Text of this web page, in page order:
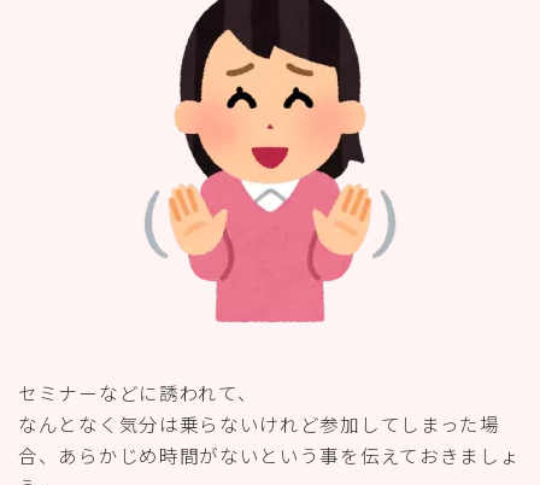
セミナーなどに誘われて、
なんとなく気分は乗らないけれど参加してしまった場
合、あらかじめ時間がないという事を伝えておきましょ